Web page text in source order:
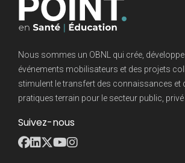
Nous sommes un OBNL qui crée,
événements mobilisateurs et des projets
stimulent le transfert des connaissances et
pratiques terrain pour le secteur public, privé
Suivez-nous